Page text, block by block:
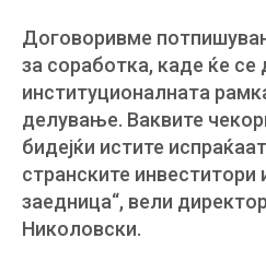
Договоривме
за соработка, каде ќе се
институционалната
делување. Ваквите
бидејќи истите
странските инвеститори
заедница“, вели
Николовски.